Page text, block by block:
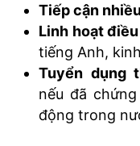
Tiếp cận
Linh hoạt
tiếng Anh,
Tuyển dụng
nếu đã
động trong